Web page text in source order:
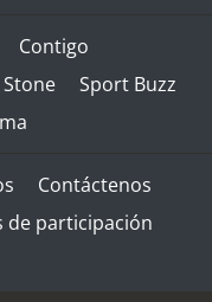
Contigo
Sport Buzz
Contáctenos
de participación